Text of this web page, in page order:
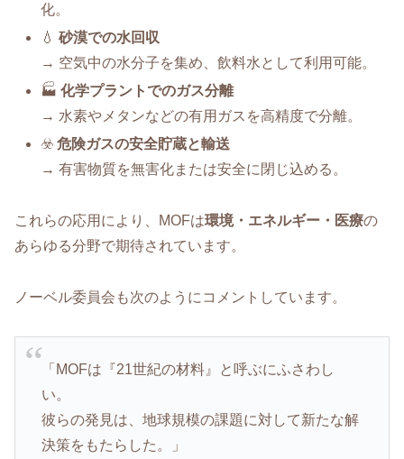
化。
💧砂漠での水回収
→ 空気中の水分子を集め、飲料水として利用可能。
🏭化学プラントでのガス分離
→ 水素やメタンなどの有用ガスを高精度で分離。
☣️危険ガスの安全貯蔵と輸送
→ 有害物質を無害化または安全に閉じ込める。
これらの応用により、MOFは環境・エネルギー・医療の
あらゆる分野で期待されています。
ノーベル委員会も次のようにコメントしています。
「MOFは『21世紀の材料』と呼ぶにふさわし
い。
彼らの発見は、地球規模の課題に対して新たな解
決策をもたらした。」